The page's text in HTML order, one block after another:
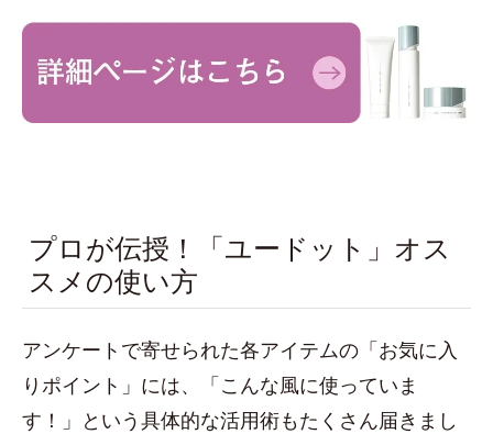
プロが伝授！「ユードット」オス
スメの使い方
アンケートで寄せられた各アイテムの「お気に入
りポイント」には、「こんな風に使っていま
す！」という具体的な活用術もたくさん届きまし